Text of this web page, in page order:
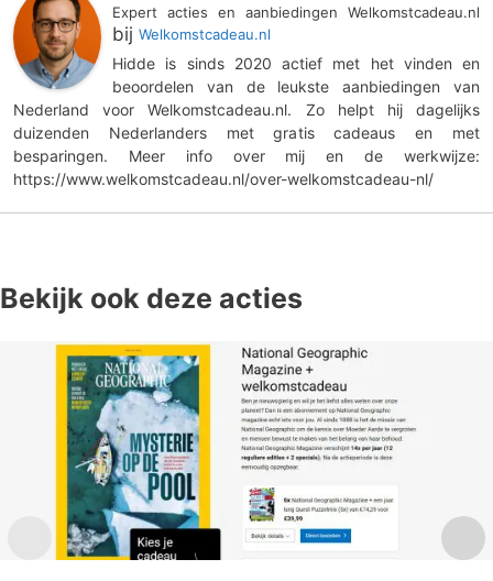
Expert acties en aanbiedingen Welkomstcadeau.nl
bij Welkomstcadeau.nl
Hidde is sinds 2020 actief met het vinden en
beoordelen van de leukste aanbiedingen van
Nederland voor Welkomstcadeau.nl. Zo helpt hij dagelijks
duizenden Nederlanders met gratis cadeaus en met
besparingen. Meer info over mij en de werkwijze:
https://www.welkomstcadeau.nl/over-welkomstcadeau-nl/
Bekijk ook deze acties